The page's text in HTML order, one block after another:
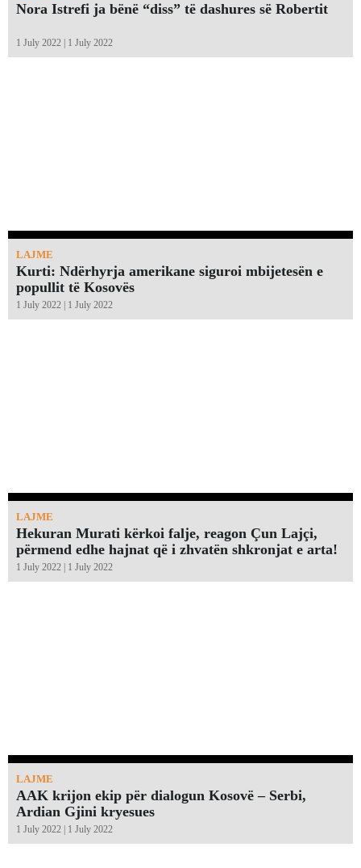
Nora Istrefi ja bënë “diss” të dashures së Robertit
1 July 2022 | 1 July 2022
LAJME
Kurti: Ndërhyrja amerikane siguroi mbijetesën e
popullit të Kosovës
1 July 2022 | 1 July 2022
LAJME
Hekuran Murati kërkoi falje, reagon Çun Lajçi,
përmend edhe hajnat që i zhvatën shkronjat e arta!￼
1 July 2022 | 1 July 2022
LAJME
AAK krijon ekip për dialogun Kosovë – Serbi,
Ardian Gjini kryesues
1 July 2022 | 1 July 2022